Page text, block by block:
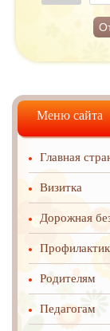
Меню сайта
Главная
Визитка
Дорожная
Родителям
Педагогам